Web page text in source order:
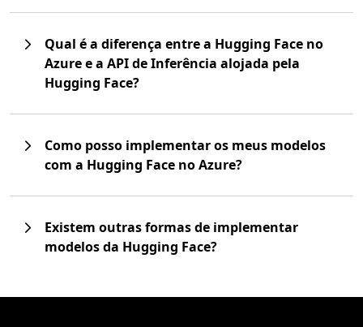
Qual é a diferença entre a Hugging Face no
Azure e a API de Inferência alojada pela
Hugging Face?
Como posso implementar os meus modelos
com a Hugging Face no Azure?
Existem outras formas de implementar
modelos da Hugging Face?